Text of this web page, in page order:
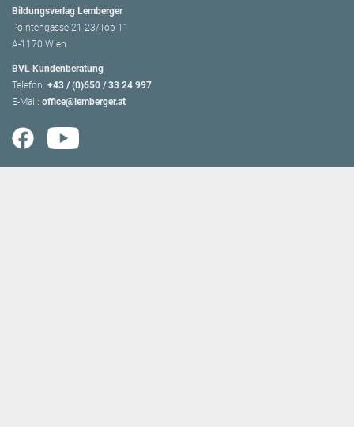
Bildungsverlag Lemberger
Pointengasse 21-23/Top 11
A-1170 Wien
BVL Kundenberatung
Telefon: +43 / (0)650 / 33 24 997
E-Mail: office@lemberger.at